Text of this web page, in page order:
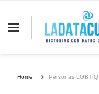
Home Personas LGBTIQ